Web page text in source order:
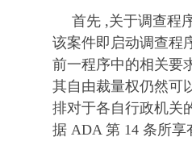
首先 ,关于调查程
该案件即启动调查程
前一程序中的相关要
其自由裁量权仍然可
排对于各自行政机关
据 ADA 第 14 条所